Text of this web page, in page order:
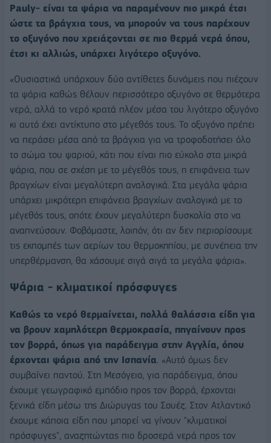
Pauly- είναι τα ψάρια να παραμένουν πιο μικρά έτσι
ώστε τα βράγχια τους, να μπορούν να τους παρέχουν
το οξυγόνο που χρειάζονται σε πιο θερμά νερά όπου,
έτσι κι αλλιώς, υπάρχει λιγότερο οξυγόνο.
«Ουσιαστικά υπάρχουν δύο αντίθετες δυνάμεις που πιέζουν
τα ψάρια καθώς θέλουν περισσότερο οξυγόνο σε θερμότερα
νερά, αλλά το νερό κρατά πλέον μέσα του λιγότερο οξυγόνο
κι αυτό έχει αντίκτυπο στο μέγεθός τους. Το οξυγόνο πρέπει
να περάσει μέσα από τα βράγχια για να τροφοδοτήσει όλο
το σώμα του ψαριού, κάτι που είναι πιο εύκολο στα μικρά
ψάρια, που σε σχέση με το μέγεθός τους, η επιφάνεια των
βραγχίων είναι μεγαλύτερη αναλογικά. Στα μεγάλα ψάρια
υπάρχει μικρότερη επιφάνεια βραγχίων αναλογικά με το
μέγεθός τους, οπότε έχουν μεγαλύτερη δυσκολία στο να
αναπνεύσουν. Φοβόμαστε, λοιπόν, ότι αν δεν περιορίσουμε
τις εκπομπές των αερίων του θερμοκηπίου, με συνέπεια την
υπερθέρμανση, θα χάσουμε σιγά σιγά τα μεγάλα ψάρια».
Ψάρια - κλιματικοί πρόσφυγες
Καθώς το νερό θερμαίνεται, πολλά θαλάσσια είδη για
να βρουν χαμηλότερη θερμοκρασία, πηγαίνουν προς
τον βορρά, όπως για παράδειγμα στην Αγγλία, όπου
έρχονται ψάρια από την Ισπανία. «Αυτό όμως δεν
συμβαίνει παντού. Στη Μεσόγειο, για παράδειγμα, όπου
έχουμε γεωγραφικό εμπόδιο προς τον βορρά, έρχονται
ξενικά είδη μέσω της Διώρυγας του Σουέζ. Στον Ατλαντικό
έχουμε κάποια είδη που μπορεί να γίνουν "κλιματικοί
πρόσφυγες", αναζητώντας πιο δροσερά νερά προς τον